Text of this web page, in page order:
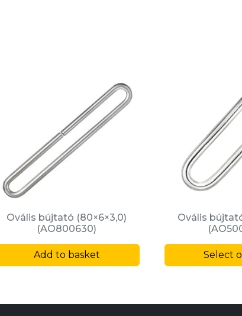
Ovális bújtató (80×6×3,0)
(AO800630)
Add to basket
Ovális
Select